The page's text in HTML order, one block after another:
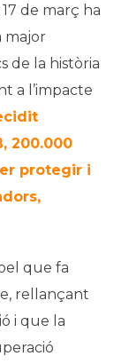
de març ha
major
de la història
a l’impacte
200.000
protegir i
que fa
rellançant
i que la